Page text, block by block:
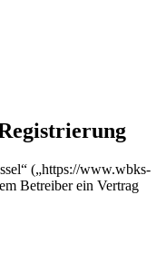
(„https://www.wbks-
Betreiber ein Vertrag